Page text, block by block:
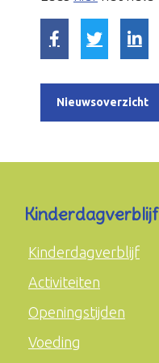
Nieuwsoverzicht
Kinderdagverblijf
Kinderdagverblijf
Activiteiten
Openingstijden
Voeding